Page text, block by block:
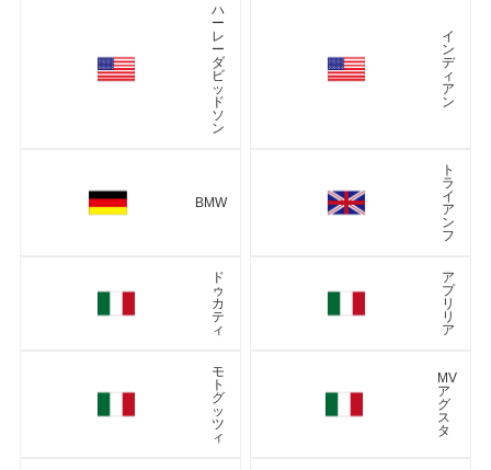
ハ
ー
レ
ー
ダ
ビ
ッ
ド
ソ
ン
イ
ン
デ
ィ
ア
ン
BMW
ト
ラ
イ
ア
ン
フ
ド
ゥ
カ
テ
ィ
ア
プ
リ
リ
ア
モ
ト
グ
ッ
ツ
ィ
MV
ア
グ
ス
タ